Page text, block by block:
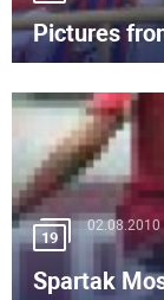
Pictures
19
02.08.2010
Spartak